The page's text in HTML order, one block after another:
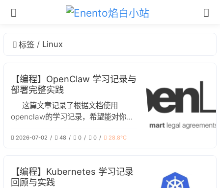
标签 Linux
【编程】OpenClaw 学习记录与
部署完整实践
这篇文章记录了根据文档使用
openclaw的学习记录，希望能对你有
2026-07-02 48 0 0 28.8℃
【编程】Kubernetes 学习记录
回顾与实践